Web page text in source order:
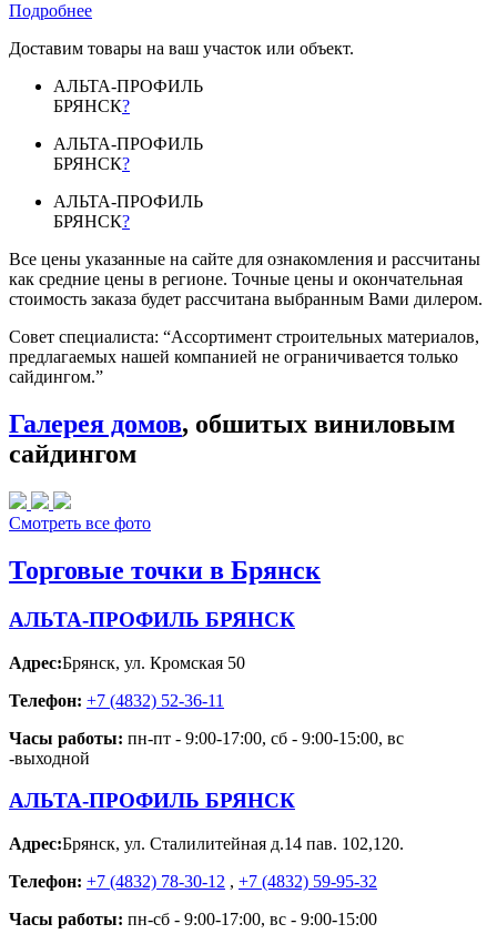
Подробнее
Доставим товары на ваш участок или объект.
АЛЬТА-ПРОФИЛЬ
БРЯНСК?
АЛЬТА-ПРОФИЛЬ
БРЯНСК?
АЛЬТА-ПРОФИЛЬ
БРЯНСК?
Все цены указанные на сайте для ознакомления и рассчитаны
как средние цены в регионе. Точные цены и окончательная
стоимость заказа будет рассчитана выбранным Вами дилером.
Совет специалиста: “Ассортимент строительных материалов,
предлагаемых нашей компанией не ограничивается только
сайдингом.”
Галерея домов, обшитых виниловым
сайдингом
Смотреть все фото
Торговые точки в Брянск
АЛЬТА-ПРОФИЛЬ БРЯНСК
Адрес:Брянск, ул. Кромская 50
Телефон: +7 (4832) 52-36-11
Часы работы: пн-пт - 9:00-17:00, сб - 9:00-15:00, вс
-выходной
АЛЬТА-ПРОФИЛЬ БРЯНСК
Адрес:Брянск, ул. Сталилитейная д.14 пав. 102,120.
Телефон: +7 (4832) 78-30-12 , +7 (4832) 59-95-32
Часы работы: пн-сб - 9:00-17:00, вс - 9:00-15:00